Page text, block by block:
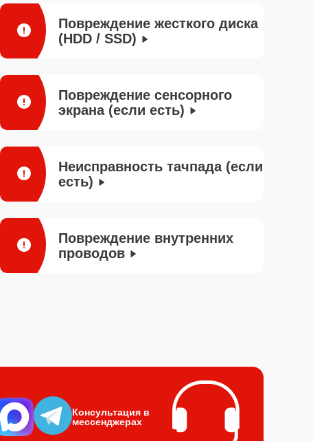
Повреждение жесткого диска
(HDD / SSD)
Повреждение сенсорного
экрана (если есть)
Неисправность тачпада (если
есть)
Повреждение внутренних
проводов
Консультация в
мессенджерах